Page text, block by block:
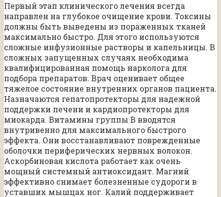
Первый этап клинического лечения всегда
направлен на глубокое очищение крови. Токсины
должны быть выведены из пораженных тканей
максимально быстро. Для этого используются
сложные инфузионные растворы и капельницы. В
сложных запущенных случаях необходима
квалифицированная помощь нарколога для
подбора препаратов. Врач оценивает общее
тяжелое состояние внутренних органов пациента.
Назначаются гепатопротекторы для надежной
поддержки печени и кардиопротекторы для
миокарда. Витамины группы В вводятся
внутривенно для максимального быстрого
эффекта. Они восстанавливают поврежденные
оболочки периферических нервных волокон.
Аскорбиновая кислота работает как очень
мощный системный антиоксидант. Магний
эффективно снимает болезненные судороги в
уставших мышцах ног. Калий поддерживает